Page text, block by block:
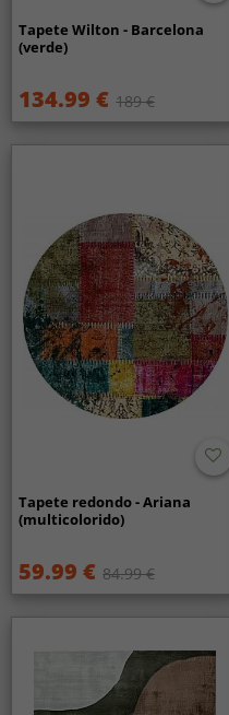
Tapete Wilton - Barcelona
(verde)
134.99 € 189 €
Tapete redondo - Ariana
(multicolorido)
59.99 € 84.99 €